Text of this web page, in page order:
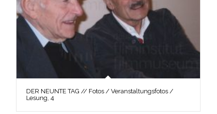
DER NEUNTE TAG // Fotos / Veranstaltungsfotos /
Lesung, 4